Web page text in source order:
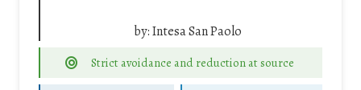
by:Intesa San Paolo
Strict avoidance and reduction at source